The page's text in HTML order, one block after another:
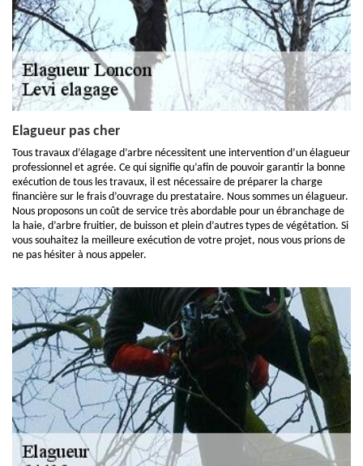
Elagueur pas cher
Tous travaux d’élagage d’arbre nécessitent une intervention d’un élagueur
professionnel et agrée. Ce qui signifie qu’afin de pouvoir garantir la bonne
exécution de tous les travaux, il est nécessaire de préparer la charge
financière sur le frais d’ouvrage du prestataire. Nous sommes un élagueur.
Nous proposons un coût de service très abordable pour un ébranchage de
la haie, d’arbre fruitier, de buisson et plein d’autres types de végétation. Si
vous souhaitez la meilleure exécution de votre projet, nous vous prions de
ne pas hésiter à nous appeler.